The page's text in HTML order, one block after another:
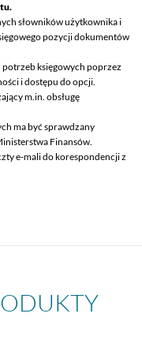
słowników użytkownika i
pozycji dokumentów
księgowych poprzez
i dostępu do opcji.
m.in. obsługę
ma być sprawdzany
Finansów.
e-mali do korespondencji z